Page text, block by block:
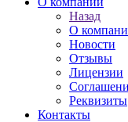
Назад
О
Новости
Отзывы
Лицензии
Реквизиты
Контакты